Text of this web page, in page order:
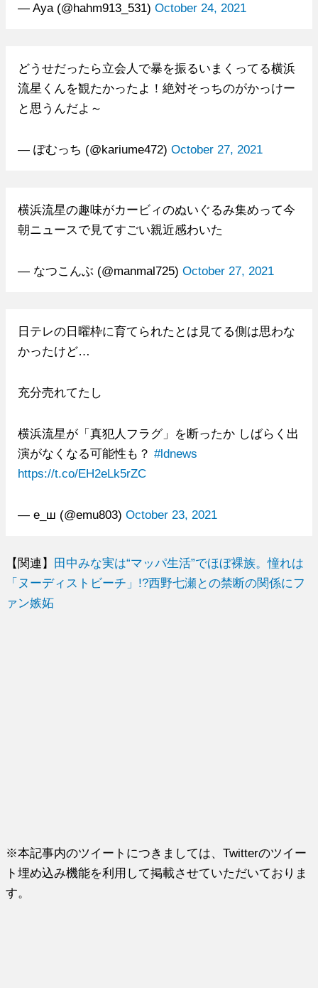
— Aya (@hahm913_531) October 24, 2021
どうせだったら立会人で暴を振るいまくってる横浜
流星くんを観たかったよ！絶対そっちのがかっけー
と思うんだよ～
— ぽむっち (@kariume472) October 27, 2021
横浜流星の趣味がカービィのぬいぐるみ集めって今
朝ニュースで見てすごい親近感わいた
— なつこんぶ (@manmal725) October 27, 2021
日テレの日曜枠に育てられたとは見てる側は思わな
かったけど…
充分売れてたし
横浜流星が「真犯人フラグ」を断ったか しばらく出
演がなくなる可能性も？ #ldnews
https://t.co/EH2eLk5rZC
— е_ш (@emu803) October 23, 2021
【関連】 田中みな実は“マッパ生活”でほぼ裸族。憧れは
「ヌーディストビーチ」!?西野七瀬との禁断の関係にフ
ァン嫉妬
※本記事内のツイートにつきましては、Twitterのツイー
ト埋め込み機能を利用して掲載させていただいておりま
す。